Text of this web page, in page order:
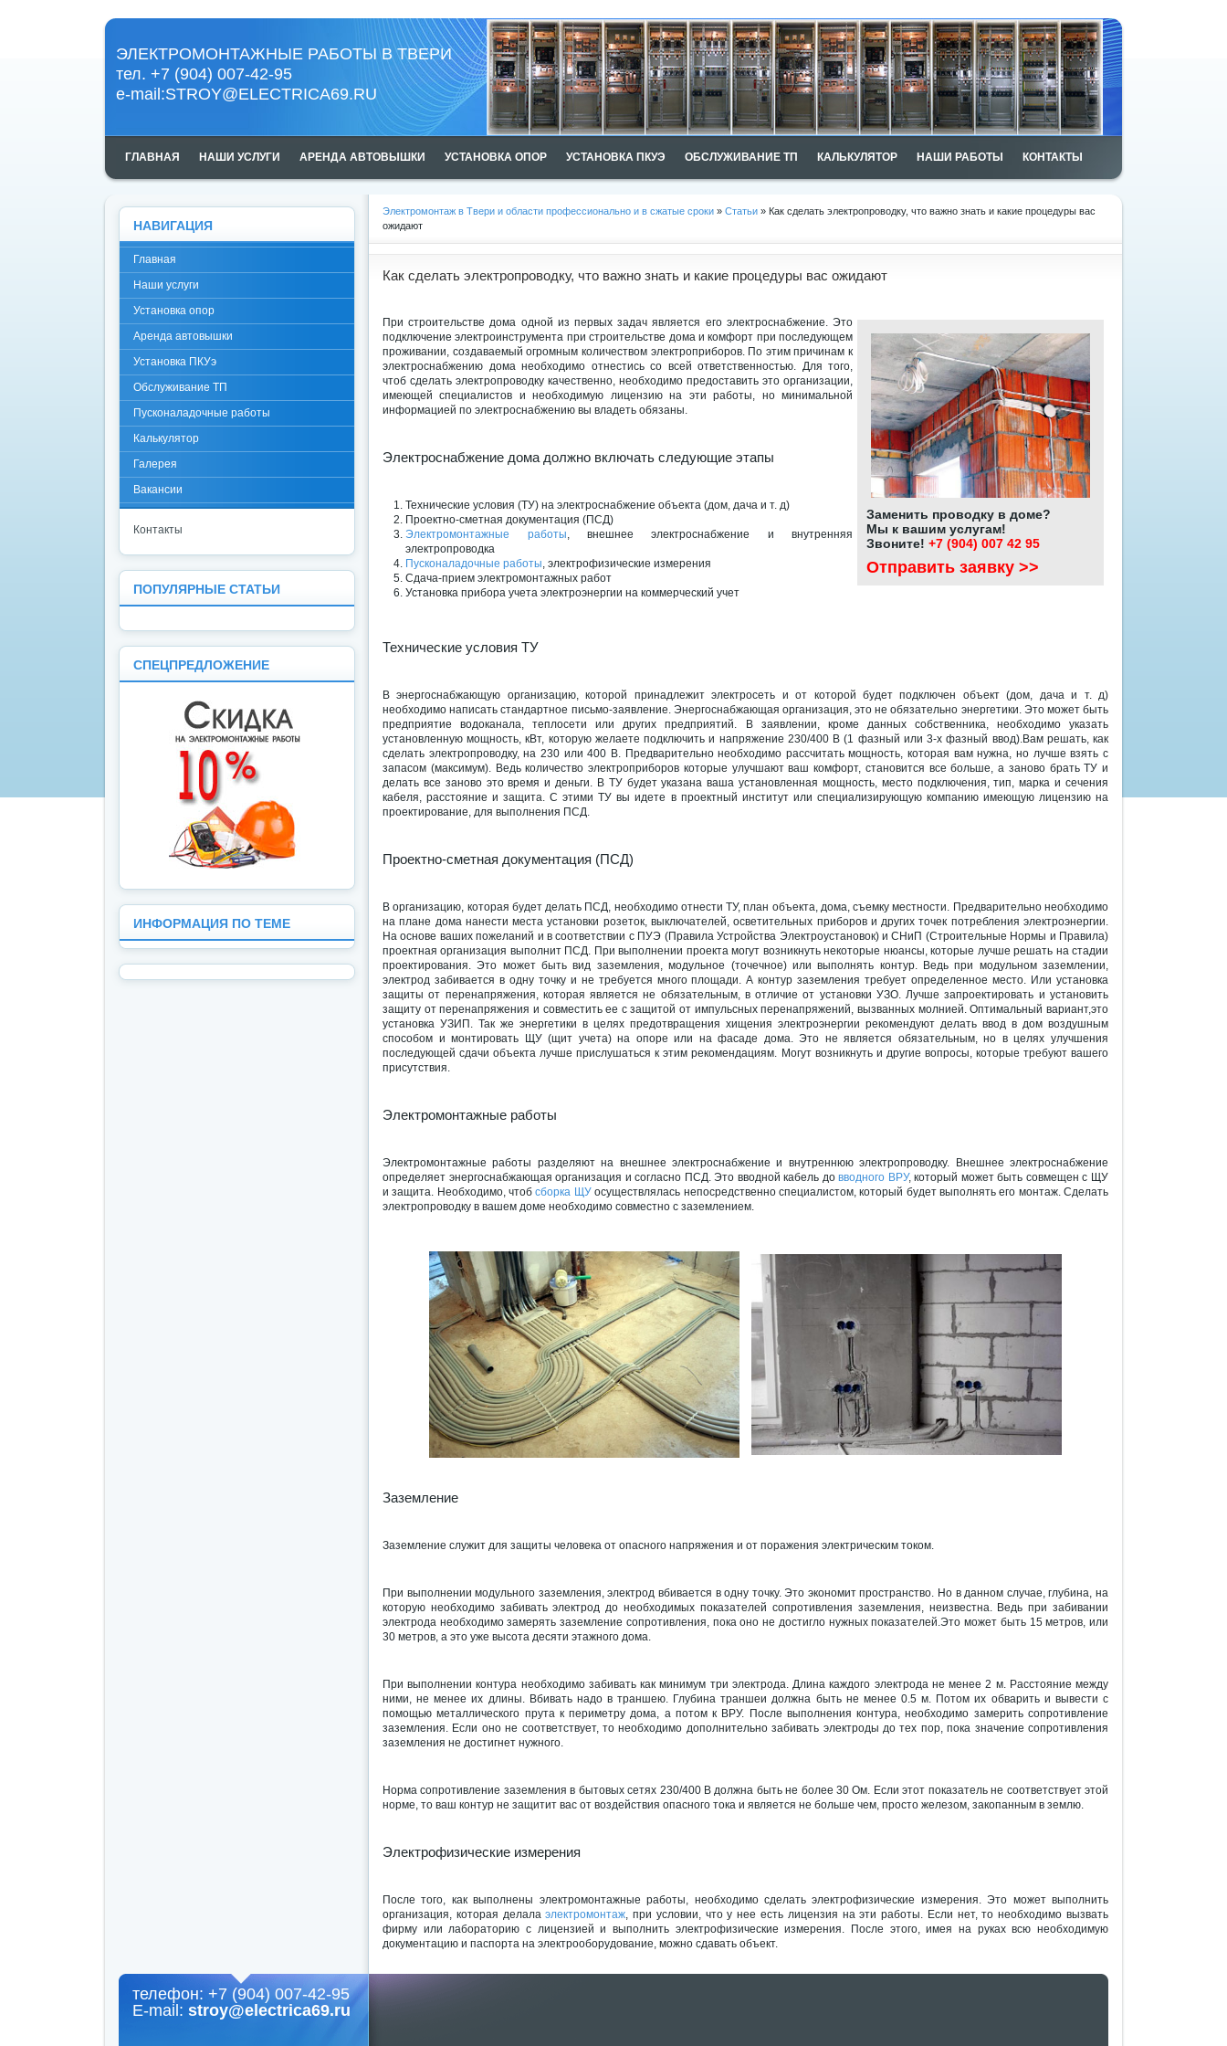
ЭЛЕКТРОМОНТАЖНЫЕ РАБОТЫ В ТВЕРИ
тел. +7 (904) 007-42-95
e-mail:STROY@ELECTRICA69.RU
ГЛАВНАЯ НАШИ УСЛУГИ АРЕНДА АВТОВЫШКИ УСТАНОВКА ОПОР УСТАНОВКА ПКУЭ ОБСЛУЖИВАНИЕ ТП КАЛЬКУЛЯТОР НАШИ РАБОТЫ КОНТАКТЫ
Электромонтаж в Твери и области профессионально и в сжатые сроки » Статьи » Как сделать электропроводку, что важно знать и какие процедуры вас
ожидают
Как сделать электропроводку, что важно знать и какие процедуры вас ожидают
Заменить проводку в доме?
Мы к вашим услугам!
Звоните! +7 (904) 007 42 95
Отправить заявку >>
При строительстве дома одной из первых задач является его электроснабжение. Это
подключение электроинструмента при строительстве дома и комфорт при последующем
проживании, создаваемый огромным количеством электроприборов. По этим причинам к
электроснабжению дома необходимо отнестись со всей ответственностью. Для того,
чтоб сделать электропроводку качественно, необходимо предоставить это организации,
имеющей специалистов и необходимую лицензию на эти работы, но минимальной
информацией по электроснабжению вы владеть обязаны.
Электроснабжение дома должно включать следующие этапы
Технические условия (ТУ) на электроснабжение объекта (дом, дача и т. д)
Проектно-сметная документация (ПСД)
Электромонтажные работы , внешнее электроснабжение и внутренняя
электропроводка
Пусконаладочные работы , электрофизические измерения
Сдача-прием электромонтажных работ
Установка прибора учета электроэнергии на коммерческий учет
Технические условия ТУ
В энергоснабжающую организацию, которой принадлежит электросеть и от которой будет подключен объект (дом, дача и т. д)
необходимо написать стандартное письмо-заявление. Энергоснабжающая организация, это не обязательно энергетики. Это может быть
предприятие водоканала, теплосети или других предприятий. В заявлении, кроме данных собственника, необходимо указать
установленную мощность, кВт, которую желаете подключить и напряжение 230/400 В (1 фазный или 3-х фазный ввод).Вам решать, как
сделать электропроводку, на 230 или 400 В. Предварительно необходимо рассчитать мощность, которая вам нужна, но лучше взять с
запасом (максимум). Ведь количество электроприборов которые улучшают ваш комфорт, становится все больше, а заново брать ТУ и
делать все заново это время и деньги. В ТУ будет указана ваша установленная мощность, место подключения, тип, марка и сечения
кабеля, расстояние и защита. С этими ТУ вы идете в проектный институт или специализирующую компанию имеющую лицензию на
проектирование, для выполнения ПСД.
Проектно-сметная документация (ПСД)
В организацию, которая будет делать ПСД, необходимо отнести ТУ, план объекта, дома, съемку местности. Предварительно необходимо
на плане дома нанести места установки розеток, выключателей, осветительных приборов и других точек потребления электроэнергии.
На основе ваших пожеланий и в соответствии с ПУЭ (Правила Устройства Электроустановок) и СНиП (Строительные Нормы и Правила)
проектная организация выполнит ПСД. При выполнении проекта могут возникнуть некоторые нюансы, которые лучше решать на стадии
проектирования. Это может быть вид заземления, модульное (точечное) или выполнять контур. Ведь при модульном заземлении,
электрод забивается в одну точку и не требуется много площади. А контур заземления требует определенное место. Или установка
защиты от перенапряжения, которая является не обязательным, в отличие от установки УЗО. Лучше запроектировать и установить
защиту от перенапряжения и совместить ее с защитой от импульсных перенапряжений, вызванных молнией. Оптимальный вариант,это
установка УЗИП. Так же энергетики в целях предотвращения хищения электроэнергии рекомендуют делать ввод в дом воздушным
способом и монтировать ЩУ (щит учета) на опоре или на фасаде дома. Это не является обязательным, но в целях улучшения
последующей сдачи объекта лучше прислушаться к этим рекомендациям. Могут возникнуть и другие вопросы, которые требуют вашего
присутствия.
Электромонтажные работы
Электромонтажные работы разделяют на внешнее электроснабжение и внутреннюю электропроводку. Внешнее электроснабжение
определяет энергоснабжающая организация и согласно ПСД. Это вводной кабель довводного ВРУ, который может быть совмещен с ЩУ
и защита. Необходимо, чтобсборка ЩУосуществлялась непосредственно специалистом, который будет выполнять его монтаж. Сделать
электропроводку в вашем доме необходимо совместно с заземлением.
Заземление
Заземление служит для защиты человека от опасного напряжения и от поражения электрическим током.
При выполнении модульного заземления, электрод вбивается в одну точку. Это экономит пространство. Но в данном случае, глубина, на
которую необходимо забивать электрод до необходимых показателей сопротивления заземления, неизвестна. Ведь при забивании
электрода необходимо замерять заземление сопротивления, пока оно не достигло нужных показателей.Это может быть 15 метров, или
30 метров, а это уже высота десяти этажного дома.
При выполнении контура необходимо забивать как минимум три электрода. Длина каждого электрода не менее 2 м. Расстояние между
ними, не менее их длины. Вбивать надо в траншею. Глубина траншеи должна быть не менее 0.5 м. Потом их обварить и вывести с
помощью металлического прута к периметру дома, а потом к ВРУ. После выполнения контура, необходимо замерить сопротивление
заземления. Если оно не соответствует, то необходимо дополнительно забивать электроды до тех пор, пока значение сопротивления
заземления не достигнет нужного.
Норма сопротивление заземления в бытовых сетях 230/400 В должна быть не более 30 Ом. Если этот показатель не соответствует этой
норме, то ваш контур не защитит вас от воздействия опасного тока и является не больше чем, просто железом, закопанным в землю.
Электрофизические измерения
После того, как выполнены электромонтажные работы, необходимо сделать электрофизические измерения. Это может выполнить
организация, которая делалаэлектромонтаж, при условии, что у нее есть лицензия на эти работы. Если нет, то необходимо вызвать
фирму или лабораторию с лицензией и выполнить электрофизические измерения. После этого, имея на руках всю необходимую
документацию и паспорта на электрооборудование, можно сдавать объект.
НАВИГАЦИЯ
Главная
Наши услуги
Установка опор
Аренда автовышки
Установка ПКУэ
Обслуживание ТП
Пусконаладочные работы
Калькулятор
Галерея
Вакансии
Контакты
ПОПУЛЯРНЫЕ СТАТЬИ
СПЕЦПРЕДЛОЖЕНИЕ
ИНФОРМАЦИЯ ПО ТЕМЕ
телефон: +7 (904) 007-42-95
E-mail: stroy@electrica69.ru